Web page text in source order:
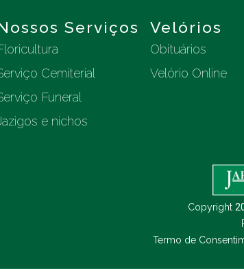
Serviços
Cemiterial
Funeral
e nichos
Velórios
Obituários
Velório Online
Copyright
Termo de